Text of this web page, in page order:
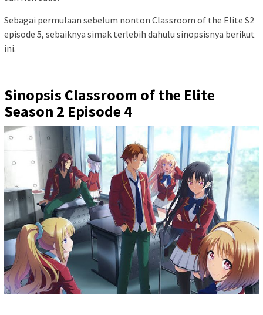
Sebagai permulaan sebelum nonton Classroom of the Elite S2
episode 5, sebaiknya simak terlebih dahulu sinopsisnya berikut
ini.
Sinopsis Classroom of the Elite
Season 2 Episode 4